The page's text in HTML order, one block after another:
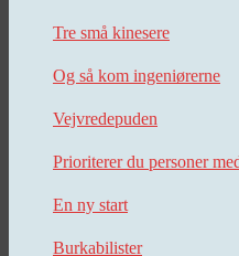
Tre små kinesere
Og så kom ingeniørerne
Vejvredepuden
Prioriterer du personer
En ny start
Burkabilister